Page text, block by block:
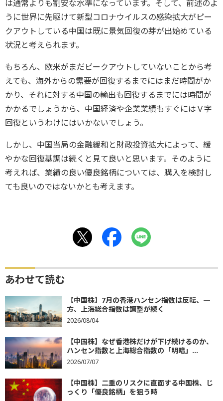
は通常よりも割安な水準になっています。そして、前述のよ
うに世界に先駆けて新型コロナウイルスの感染拡大がピー
クアウトしている中国は既に景気回復の芽が出始めている
状況と考えられます。
もちろん、欧米がまだピークアウトしていないことから考
えても、海外からの需要が回復するまでにはまだ時間がか
かり、それに対する中国の輸出も回復するまでには時間が
かかるでしょうから、中国経済や企業業績もすぐにはＶ字
回復というわけにはいかないでしょう。
しかし、中国当局の金融緩和と財政投資拡大によって、緩
やかな回復基調は続くと見て良いと思います。そのように
考えれば、業績の良い優良銘柄については、購入を検討し
ても良いのではないかとも考えます。
あわせて読む
【中国株】7月の香港ハンセン指数は反転、一
方、上海総合指数は調整が続く
2026/08/04
【中国株】なぜ香港株だけが下げ続けるのか、
ハンセン指数と上海総合指数の「明暗」...
2026/07/07
【中国株】二重のリスクに直面する中国株、じ
っくり「優良銘柄」を狙う時